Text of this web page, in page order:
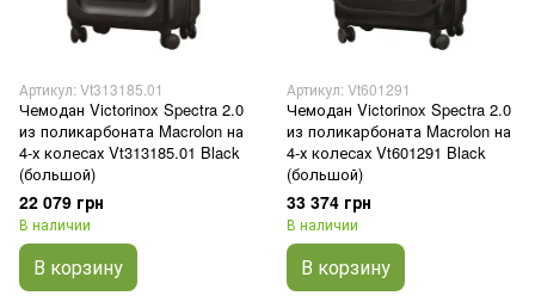
Артикул: Vt313185.01
Чемодан Victorinox Spectra 2.0
из поликарбоната Macrolon на
4-х колесах Vt313185.01 Black
(большой)
22 079 грн
В наличии
В корзину
Артикул: Vt601291
Чемодан Victorinox Spectra 2.0
из поликарбоната Macrolon на
4-х колесах Vt601291 Black
(большой)
33 374 грн
В наличии
В корзину